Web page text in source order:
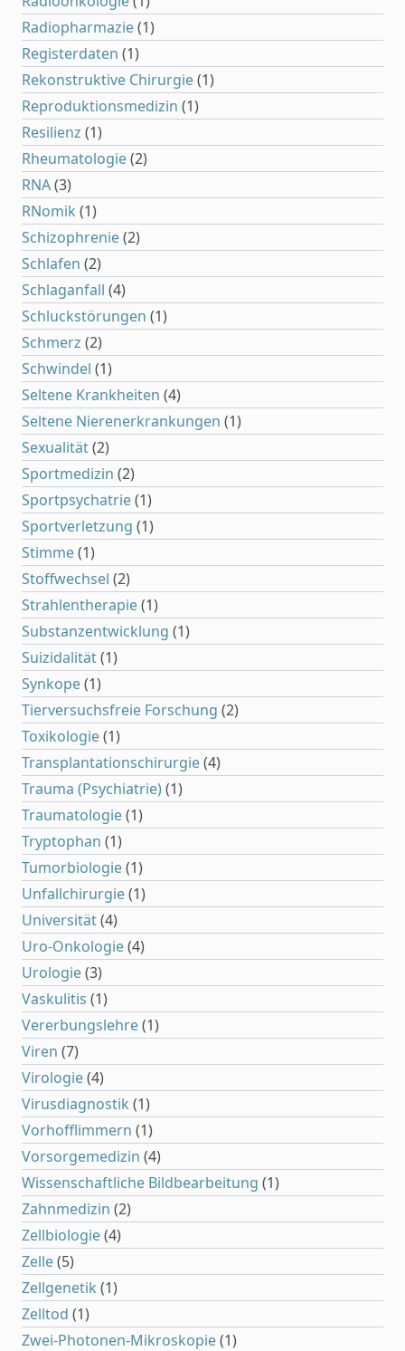
Radiopharmazie(1)
Registerdaten (1)
Rekonstruktive Chirurgie(1)
Reproduktionsmedizin (1)
Resilienz (1)
Rheumatologie(2)
RNA(3)
RNomik (1)
Schizophrenie(2)
Schlafen (2)
Schlaganfall (4)
Schluckstörungen (1)
Schmerz (2)
Schwindel (1)
Seltene Krankheiten (4)
Seltene Nierenerkrankungen (1)
Sexualität(2)
Sportmedizin (2)
Sportpsychatrie(1)
Sportverletzung (1)
Stimme(1)
Stoffwechsel (2)
Strahlentherapie(1)
Substanzentwicklung (1)
Suizidalität(1)
Synkope(1)
Tierversuchsfreie Forschung (2)
Toxikologie(1)
Transplantationschirurgie(4)
Trauma (Psychiatrie)(1)
Traumatologie(1)
Tryptophan (1)
Tumorbiologie(1)
Unfallchirurgie(1)
Universität(4)
Uro-Onkologie(4)
Urologie(3)
Vaskulitis (1)
Vererbungslehre(1)
Viren (7)
Virologie(4)
Virusdiagnostik (1)
Vorhofflimmern (1)
Vorsorgemedizin (4)
Wissenschaftliche Bildbearbeitung (1)
Zahnmedizin (2)
Zellbiologie(4)
Zelle(5)
Zellgenetik (1)
Zelltod (1)
Zwei-Photonen-Mikroskopie(1)